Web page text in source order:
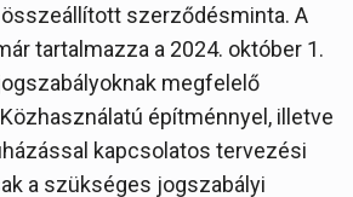
szerződésminta. A
tartalmazza a 2024. október 1.
megfelelő
építménnyel, illetve
kapcsolatos tervezési
a szükséges jogszabályi